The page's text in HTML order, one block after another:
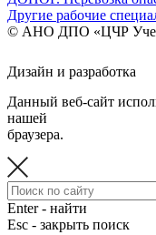
Другие рабочие
© АНО ДПО «ЦЧР
Дизайн и разработка
Данный веб-сайт
нашей
браузера.
Enter - найти
Esc - закрыть поиск